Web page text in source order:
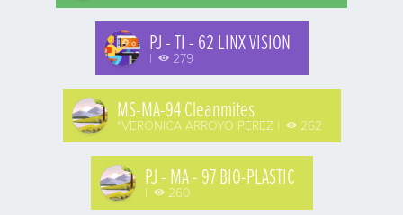
PJ - TI - 62 LINX VISION
| 279
MS-MA-94 Cleanmites
*VERONICA ARROYO PEREZ | 262
PJ - MA - 97 BIO-PLASTIC
| 260